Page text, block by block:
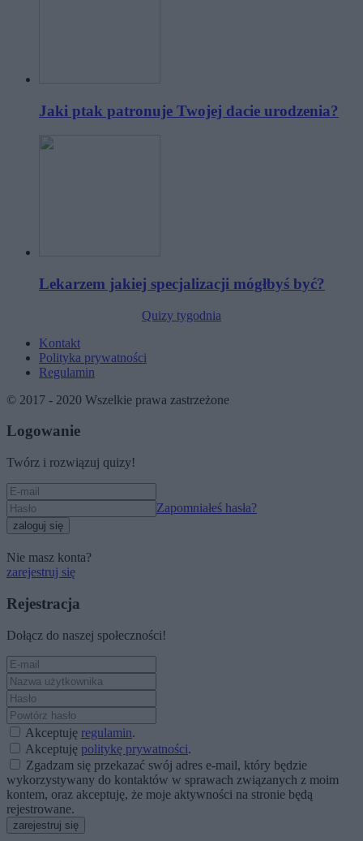
Jaki ptak patronuje Twojej dacie urodzenia?
Lekarzem jakiej specjalizacji mógłbyś być?
Quizy tygodnia
Kontakt
Polityka prywatności
Regulamin
© 2017 - 2020 Wszelkie prawa zastrzeżone
Logowanie
Twórz i rozwiązuj quizy!
Zapomniałeś hasła?
zaloguj się
Nie masz konta?
zarejestruj się
Rejestracja
Dołącz do naszej społeczności!
Akceptuję regulamin.
Akceptuję politykę prywatności.
Zgadzam się przekazać swój adres e-mail, który będzie
wykorzystywany do kontaktów w sprawach związanych z moim
kontem, oraz akceptuję, że moje aktywności na stronie będą
rejestrowane.
zarejestruj się